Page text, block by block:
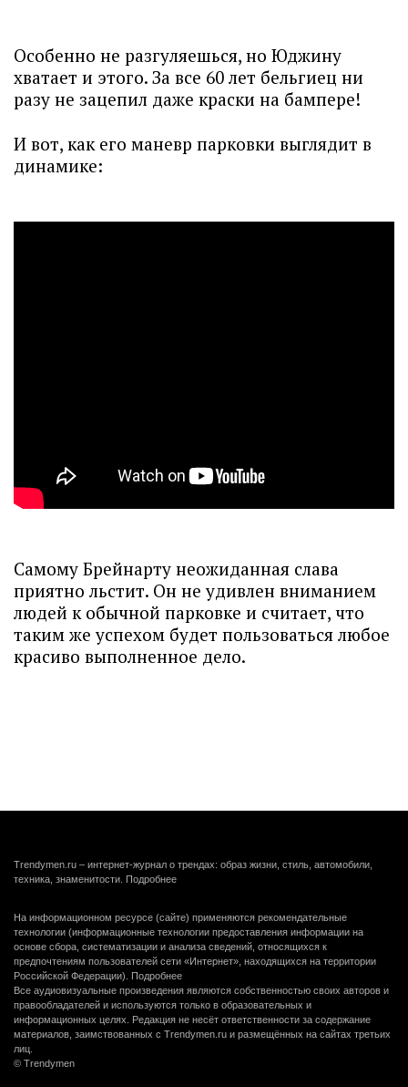
Особенно не разгуляешься, но Юджину
хватает и этого. За все 60 лет бельгиец ни
разу не зацепил даже краски на бампере!
И вот, как его маневр парковки выглядит в
динамике:
Самому Брейнарту неожиданная слава
приятно льстит. Он не удивлен вниманием
людей к обычной парковке и считает, что
таким же успехом будет пользоваться любое
красиво выполненное дело.
Trendymen.ru – интернет-журнал о трендах: образ жизни, стиль, автомобили,
техника, знаменитости. Подробнее
На информационном ресурсе (сайте) применяются рекомендательные
технологии (информационные технологии предоставления информации на
основе сбора, систематизации и анализа сведений, относящихся к
предпочтениям пользователей сети «Интернет», находящихся на территории
Российской Федерации). Подробнее
Все аудиовизуальные произведения являются собственностью своих авторов и
правообладателей и используются только в образовательных и
информационных целях. Редакция не несёт ответственности за содержание
материалов, заимствованных с Trendymen.ru и размещённых на сайтах третьих
лиц.
© Trendymen